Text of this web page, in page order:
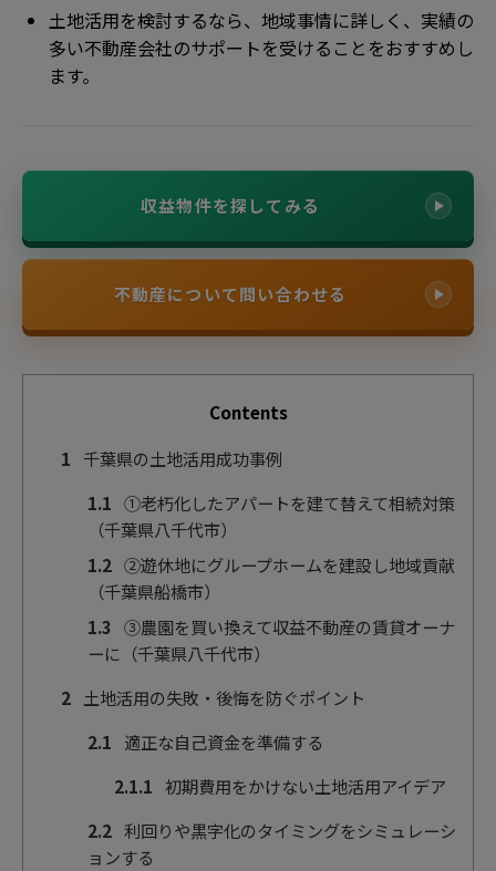
土地活用を検討するなら、地域事情に詳しく、実績の
多い不動産会社のサポートを受けることをおすすめし
ます。
収益物件を探してみる
不動産について問い合わせる
Contents
1 千葉県の土地活用成功事例
1.1 ①老朽化したアパートを建て替えて相続対策
（千葉県八千代市）
1.2 ②遊休地にグループホームを建設し地域貢献
（千葉県船橋市）
1.3 ③農園を買い換えて収益不動産の賃貸オーナ
ーに（千葉県八千代市）
2 土地活用の失敗・後悔を防ぐポイント
2.1 適正な自己資金を準備する
2.1.1 初期費用をかけない土地活用アイデア
2.2 利回りや黒字化のタイミングをシミュレーシ
ョンする